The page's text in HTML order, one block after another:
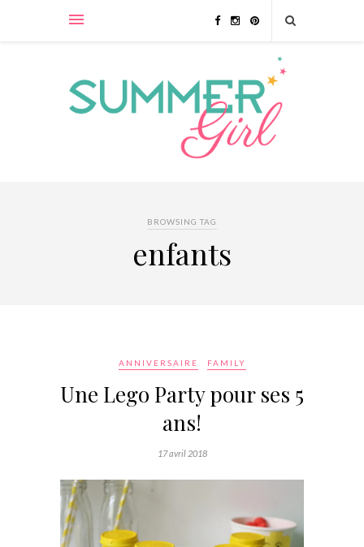
BROWSING TAG
enfants
ANNIVERSAIRE FAMILY
Une Lego Party pour ses 5
ans!
17 avril 2018